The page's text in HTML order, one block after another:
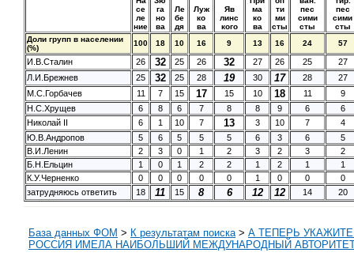
се
ле
ние
га
но
ва
Ле
бе
дя
Луж
ко
ва
Яв
линс
кого
ма
ко
ва
ти
ми
сты
пес
сими
сты
пес
сими
сты
Доли групп в населении
(%)
100 18 10 16 9 13 16 24 57
И.В.Сталин 26 32 25 26 32 27 26 25
27
Л.И.Брежнев
25 32 25 28 19 30 17 28
27
М.С.Горбачев
11 7 15 17 15 10 18 11
9
Н.С.Хрущев
6 8 6 7 8 8 9 6
6
Николай II
6 1 10 7 13 3 10 7
4
Ю.В.Андропов
5 6 5 5 5 6 3 6
5
В.И.Ленин
2 3 0 1 2 3 2 3
2
Б.Н.Ельцин
1 0 1 2 2 1 2 1
1
К.У.Черненко
0 0 0 0 0 1 0 0
0
затрудняюсь ответить
18 11 15 8 6 12 12 14 20
База данных ФОМ > К результатам поиска > А ТЕПЕРЬ
РОССИЯ ИМЕЛА НАИБОЛЬШИЙ МЕЖДУНАРОДНЫЙ